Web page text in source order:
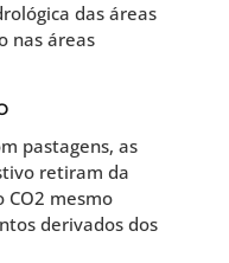
das áreas
nas áreas
pastagens, as
retiram da
mesmo
derivados dos